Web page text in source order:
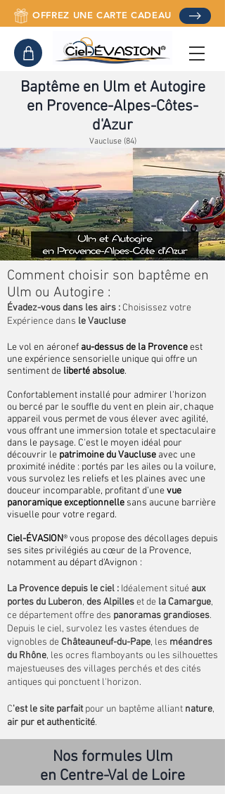
OFFREZ UNE CARTE CADEAU
Baptême en Ulm et Autogire
en Provence-Alpes-Côtes-
d'Azur
Vaucluse (84)
Comment choisir son baptême en
Ulm ou Autogire :
Évadez-vous dans les airs : Choisissez votre
Expérience dans le Vaucluse
Le vol en aéronef au-dessus de la Provenceest
une expérience sensorielle unique qui offre un
sentiment de liberté absolue.
Confortablement installé pour admirer l'horizon
ou bercé par le souffle du vent en plein air, chaque
appareil vous permet de vous élever avec agilité,
vous offrant une immersion totale et spectaculaire
dans le paysage. C'est le moyen idéal pour
découvrir le patrimoine du Vaucluse avec une
proximité inédite : portés par les ailes ou la voilure,
vous survolez les reliefs et les plaines avec une
douceur incomparable, profitant d’unevue
panoramique exceptionnelle sans aucune barrière
visuelle pour votre regard.
Ciel-ÉVASION® vous propose des décollages depuis
ses sites privilégiés au cœur de la Provence,
notamment au départ d'Avignon : ​​
La Provence depuis le ciel : Idéalement situé aux
portes du Luberon, des Alpilleset de la Camargue,
ce département offre des panoramas grandioses.
Depuis le ciel, survolez les vastes étendues de
vignobles de Châteauneuf-du-Pape, les méandres
du Rhône, les ocres flamboyants ou les silhouettes
majestueuses des villages perchés et des cités
antiques qui ponctuent l'horizon.
C'est le site parfaitpour un baptême alliant nature,
air pur et authenticité.
Nos formules Ulm
en Centre-Val de Loire